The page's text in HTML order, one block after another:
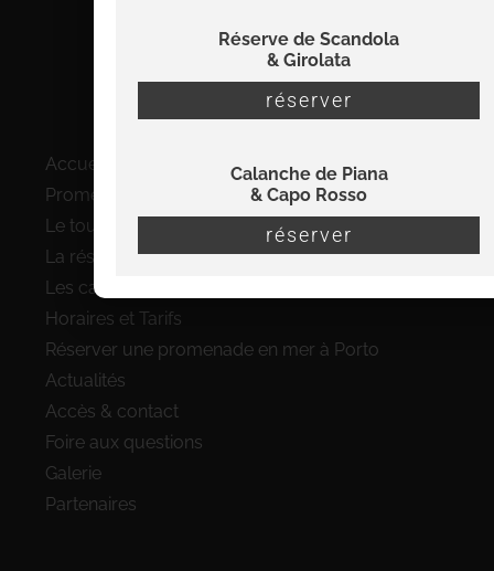
info@viamare-promenades.com
Plan du site
Accueil
Promenades en bateau à Porto
Le tour complet du Golfe de Porto
La réserve de Scandola en bateau
Les calanques de Piana et le Capo Rosso
Horaires et Tarifs
Réserver une promenade en mer à Porto
Actualités
Accès & contact
Foire aux questions
Galerie
Partenaires
Réserve de Scandola
& Girolata
réserver
Calanche de Piana
& Capo Rosso
réserver